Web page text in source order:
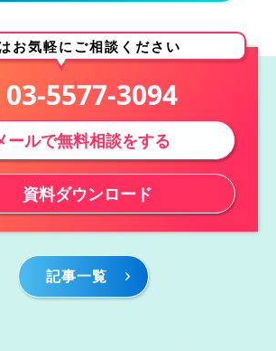
お気軽にご相談ください
03-5577-3094
ールで無料相談をする
資料ダウンロード
記事一覧